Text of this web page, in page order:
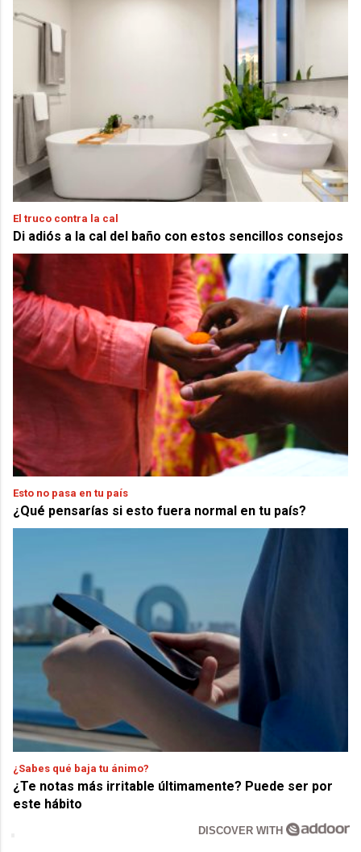
El truco contra la cal
Di adiós a la cal del baño con estos sencillos consejos
Esto no pasa en tu país
¿Qué pensarías si esto fuera normal en tu país?
¿Sabes qué baja tu ánimo?
¿Te notas más irritable últimamente? Puede ser por
este hábito
DISCOVER WITH